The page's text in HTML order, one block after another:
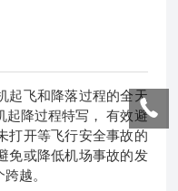
起飞和降落过程的全天
起降过程特写， 有效避
打开等飞行安全事故的
免或降低机场事故的发
越。